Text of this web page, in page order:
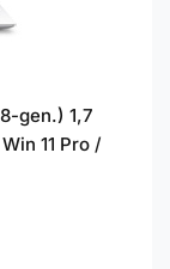
gen.) 1,7
11 Pro /